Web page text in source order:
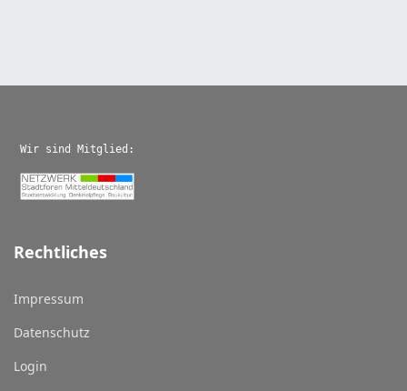
Wir sind Mitglied:
Rechtliches
Impressum
Datenschutz
Login